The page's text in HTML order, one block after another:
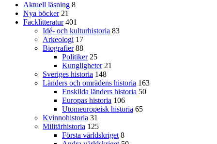
Aktuell läsning 8
Nya böcker 21
Facklitteratur 401
Idé- och kulturhistoria 83
Arkeologi 17
Biografier 88
Politiker 25
Kungligheter 21
Sveriges historia 148
Länders och områdens historia 163
Enskilda länders historia 50
Europas historia 106
Utomeuropeisk historia 65
Kvinnohistoria 31
Militärhistoria 125
Första världskriget 8